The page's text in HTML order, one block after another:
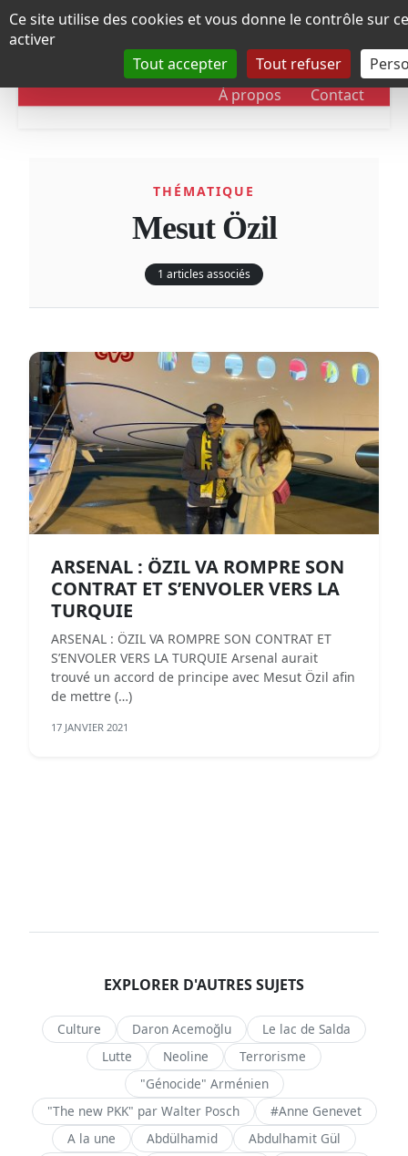
Panneau de gestion des cookies
Ce site utilise des cookies et vous donne le contrôle sur
activer
Tout accepter
Tout refuser
DOSSIERS CHRONOLOGIE
À propos Contact
THÉMATIQUE
Mesut Özil
1 articles associés
ARSENAL : ÖZIL VA ROMPRE SON
CONTRAT ET S’ENVOLER VERS LA
TURQUIE
ARSENAL : ÖZIL VA ROMPRE SON CONTRAT ET
S’ENVOLER VERS LA TURQUIE Arsenal aurait
trouvé un accord de principe avec Mesut Özil afin
de mettre (…)
17 JANVIER 2021
EXPLORER D'AUTRES SUJETS
Culture Daron Acemoğlu
Le lac de Salda
Lutte
Neoline
Terrorisme
"Génocide" Arménien
"The new PKK" par Walter Posch
#Anne Genevet
A la une
Abdülhamid
Abdulhamit Gül